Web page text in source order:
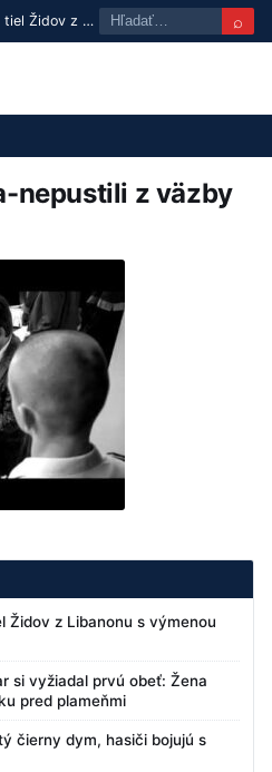
Izrael spája návrat tiel Židov z Libanonu s výmenou väzňov ⌕
nepustili z väzby
Židov z Libanonu s výmenou
si vyžiadal prvú obeť: Žena
pred plameňmi
čierny dym, hasiči bojujú s